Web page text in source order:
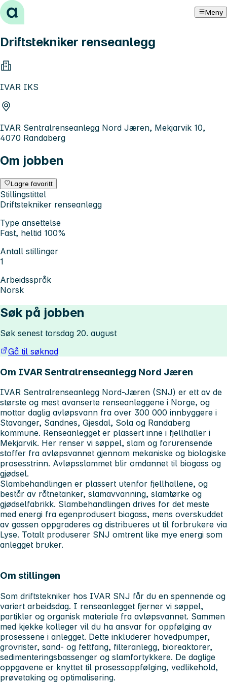
Hopp til innhold Meny
Driftstekniker renseanlegg
IVAR IKS
IVAR Sentralrenseanlegg Nord Jæren, Mekjarvik 10,
4070 Randaberg
Om jobben
Lagre favoritt
Stillingstittel
Driftstekniker renseanlegg
Type ansettelse
Fast, heltid 100%
Antall stillinger
1
Arbeidsspråk
Norsk
Søk på jobben
Søk senest torsdag 20. august
Gå til søknad
Om IVAR Sentralrenseanlegg Nord Jæren
IVAR Sentralrenseanlegg Nord-Jæren (SNJ) er ett av de
største og mest avanserte renseanleggene i Norge, og
mottar daglig avløpsvann fra over 300 000 innbyggere i
Stavanger, Sandnes, Gjesdal, Sola og Randaberg
kommune. Renseanlegget er plassert inne i fjellhaller i
Mekjarvik. Her renser vi søppel, slam og forurensende
stoffer fra avløpsvannet gjennom mekaniske og biologiske
prosesstrinn. Avløpsslammet blir omdannet til biogass og
gjødsel.
Slambehandlingen er plassert utenfor fjellhallene, og
består av råtnetanker, slamavvanning, slamtørke og
gjødselfabrikk. Slambehandlingen drives for det meste
med energi fra egenprodusert biogass, mens overskuddet
av gassen oppgraderes og distribueres ut til forbrukere via
Lyse. Totalt produserer SNJ omtrent like mye energi som
anlegget bruker.
Om stillingen
Som driftstekniker hos IVAR SNJ får du en spennende og
variert arbeidsdag. I renseanlegget fjerner vi søppel,
partikler og organisk materiale fra avløpsvannet. Sammen
med kjekke kolleger vil du ha ansvar for oppfølging av
prosessene i anlegget. Dette inkluderer hovedpumper,
grovrister, sand- og fettfang, filteranlegg, bioreaktorer,
sedimenteringsbassenger og slamfortykkere. De daglige
oppgavene er knyttet til prosessoppfølging, vedlikehold,
prøvetaking og optimalisering.